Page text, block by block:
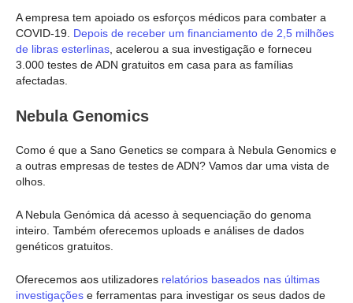
A empresa tem apoiado os esforços médicos para combater a
COVID-19. Depois de receber um financiamento de 2,5 milhões
de libras esterlinas, acelerou a sua investigação e forneceu
3.000 testes de ADN gratuitos em casa para as famílias
afectadas.
Nebula Genomics
Como é que a Sano Genetics se compara à Nebula Genomics e
a outras empresas de testes de ADN? Vamos dar uma vista de
olhos.
A Nebula Genómica dá acesso à sequenciação do genoma
inteiro. Também oferecemos uploads e análises de dados
genéticos gratuitos.
Oferecemos aos utilizadores relatórios baseados nas últimas
investigações e ferramentas para investigar os seus dados de